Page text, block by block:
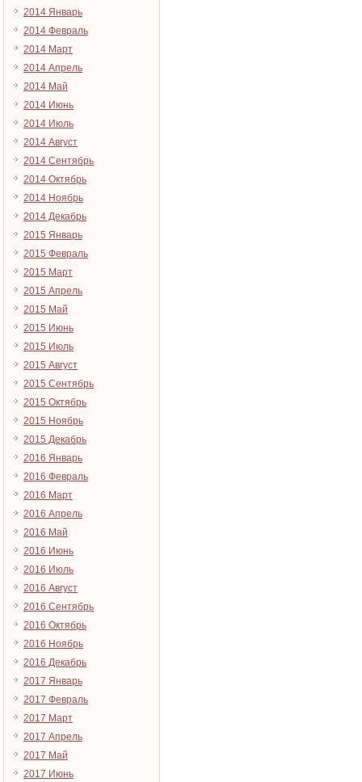
2014 Январь
2014 Февраль
2014 Март
2014 Апрель
2014 Май
2014 Июнь
2014 Июль
2014 Август
2014 Сентябрь
2014 Октябрь
2014 Ноябрь
2014 Декабрь
2015 Январь
2015 Февраль
2015 Март
2015 Апрель
2015 Май
2015 Июнь
2015 Июль
2015 Август
2015 Сентябрь
2015 Октябрь
2015 Ноябрь
2015 Декабрь
2016 Январь
2016 Февраль
2016 Март
2016 Апрель
2016 Май
2016 Июнь
2016 Июль
2016 Август
2016 Сентябрь
2016 Октябрь
2016 Ноябрь
2016 Декабрь
2017 Январь
2017 Февраль
2017 Март
2017 Апрель
2017 Май
2017 Июнь